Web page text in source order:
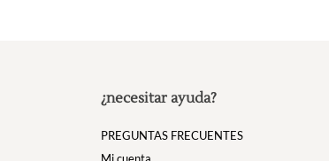
¿necesitar ayuda?
PREGUNTAS FRECUENTES